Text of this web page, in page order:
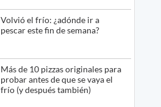
Volvió el frío: ¿adónde ir a
pescar este fin de semana?
Más de 10 pizzas originales para
probar antes de que se vaya el
frío (y después también)